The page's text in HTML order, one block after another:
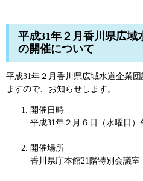
平成31年２月香川県広域
の開催について
平成31年２月香川県広域水道企業
ますので、お知らせします。
開催日時
平成31年２月６日（水曜日）
開催場所
香川県庁本館21階特別会議室